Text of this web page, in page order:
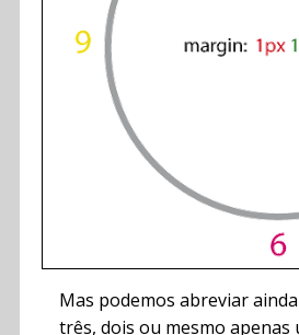
Mas podemos abreviar
três, dois ou mesmo apenas